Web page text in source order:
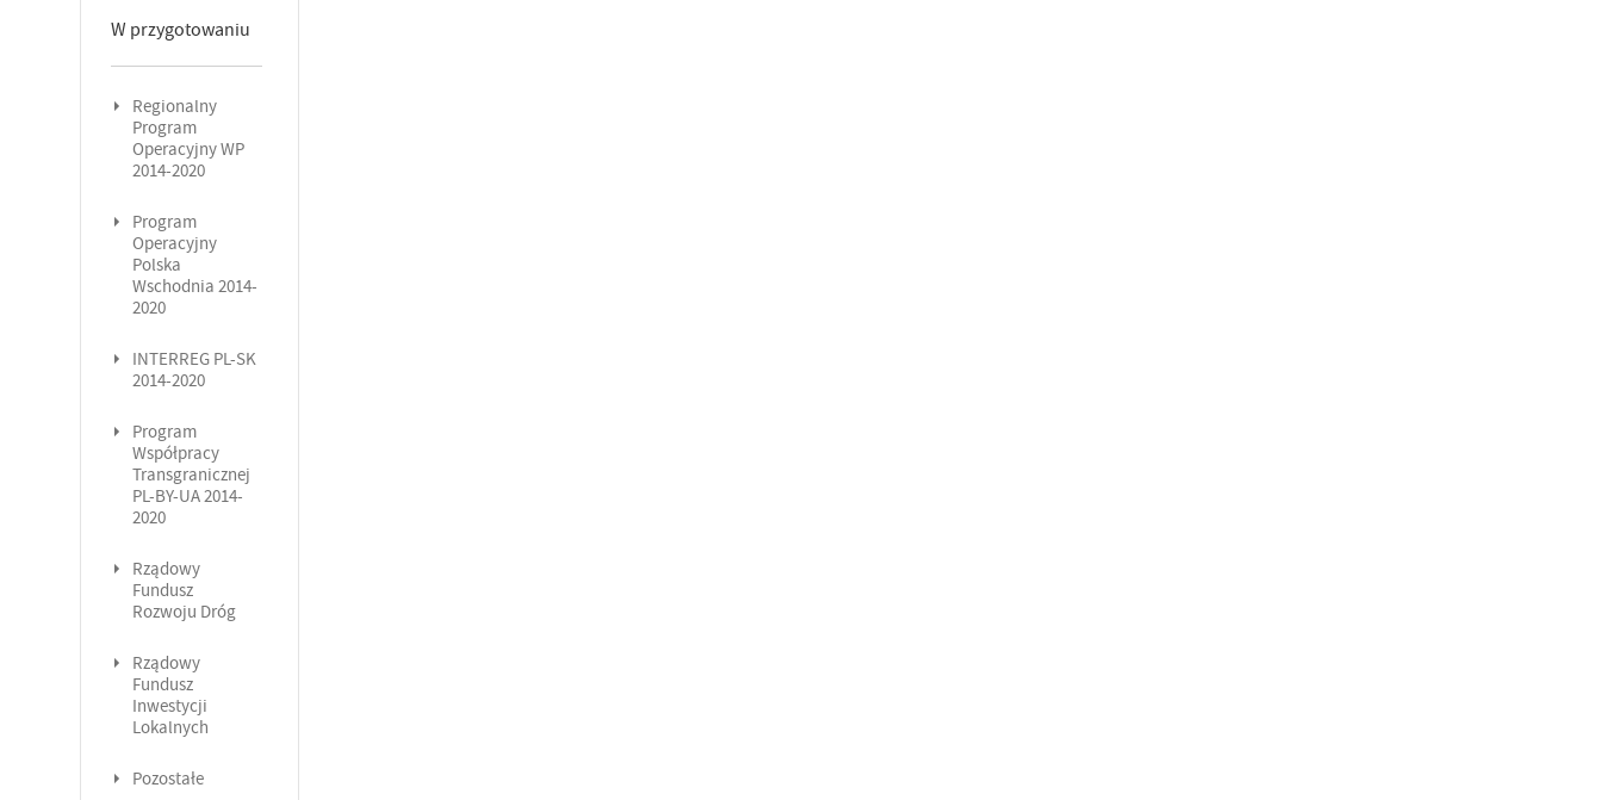
W przygotowaniu
Regionalny
Program
Operacyjny WP
2014-2020
Program
Operacyjny
Polska
Wschodnia 2014-
2020
INTERREG PL-SK
2014-2020
Program
Współpracy
Transgranicznej
PL-BY-UA 2014-
2020
Rządowy
Fundusz
Rozwoju Dróg
Rządowy
Fundusz
Inwestycji
Lokalnych
Pozostałe